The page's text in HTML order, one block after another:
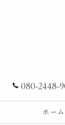
080-2448-
ホーム